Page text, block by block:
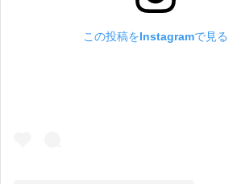
この投稿をInstagramで見る